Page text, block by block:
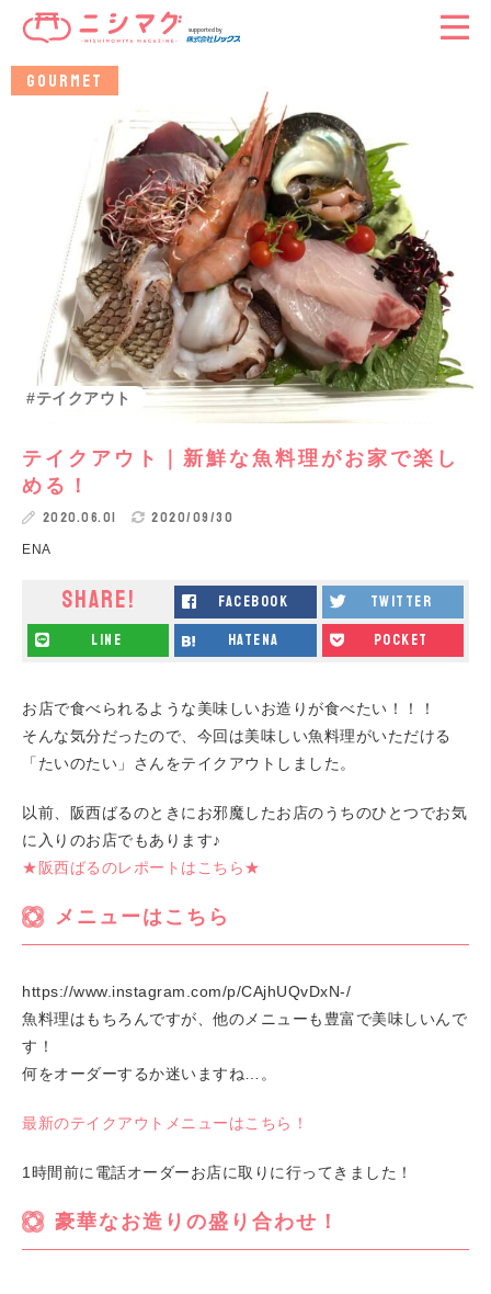
グルメ
テイクアウト
GOURMET
テイクアウト｜新鮮な魚料理がお家で楽し
める！
2020.06.01 2020/09/30
ENA
SHARE! facebook twitter
line hatena pocket
お店で食べられるような美味しいお造りが食べたい！！！
そんな気分だったので、今回は美味しい魚料理がいただける
「たいのたい」さんをテイクアウトしました。
以前、阪西ばるのときにお邪魔したお店のうちのひとつでお気
に入りのお店でもあります♪
★阪西ばるのレポートはこちら★
メニューはこちら
https://www.instagram.com/p/CAjhUQvDxN-/
魚料理はもちろんですが、他のメニューも豊富で美味しいんで
す！
何をオーダーするか迷いますね…。
最新のテイクアウトメニューはこちら！
1時間前に電話オーダーお店に取りに行ってきました！
豪華なお造りの盛り合わせ！